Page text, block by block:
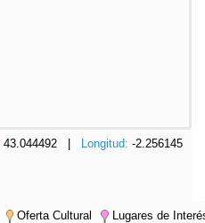
43.044492 | Longitud: -2.256145
Oferta Cultural
Lugares de